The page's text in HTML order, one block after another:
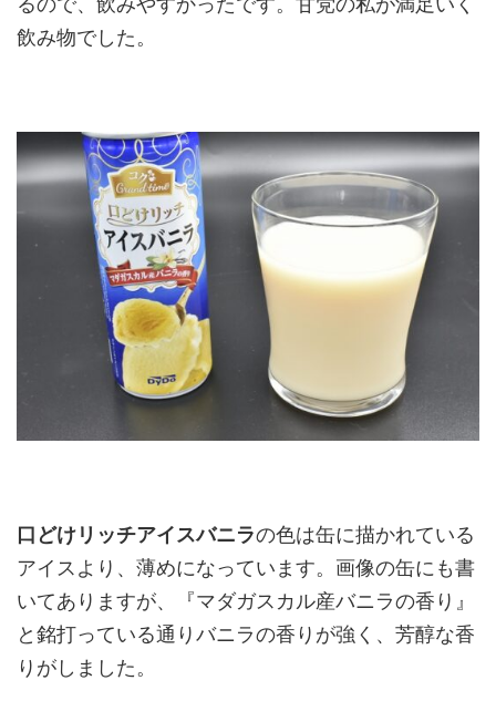
飲み物でした。
口どけリッチアイスバニラの色は缶に描かれている
アイスより、薄めになっています。画像の缶にも書
いてありますが、『マダガスカル産バニラの香り』
と銘打っている通りバニラの香りが強く、芳醇な香
りがしました。